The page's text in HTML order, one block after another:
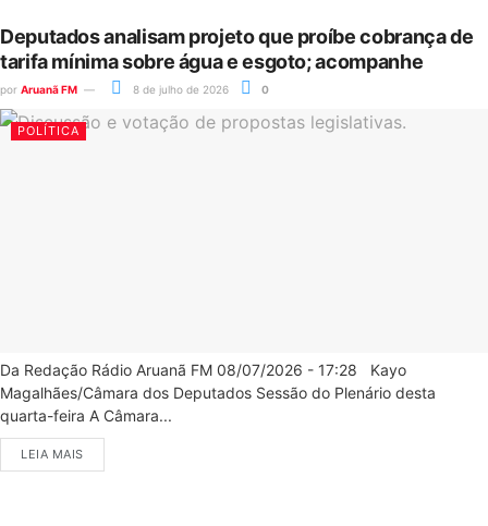
Deputados analisam projeto que proíbe cobrança de
tarifa mínima sobre água e esgoto; acompanhe
por Aruanã FM 8 de julho de 2026 0
POLÍTICA
Da Redação Rádio Aruanã FM 08/07/2026 - 17:28 Kayo
Magalhães/Câmara dos Deputados Sessão do Plenário desta
quarta-feira A Câmara...
LEIA MAIS